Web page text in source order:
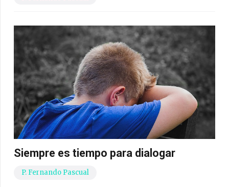
Siempre es tiempo para dialogar
P. Fernando Pascual